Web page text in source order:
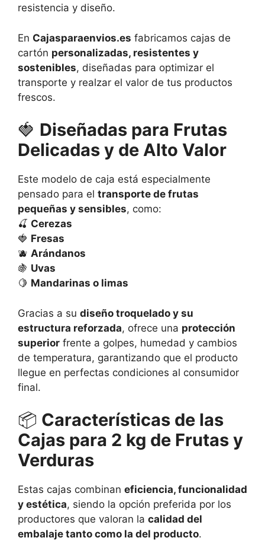
resistencia y diseño.
En Cajasparaenvios.es fabricamos cajas de
cartón personalizadas, resistentes y
sostenibles, diseñadas para optimizar el
transporte y realzar el valor de tus productos
frescos.
🍓 Diseñadas para Frutas
Delicadas y de Alto Valor
Este modelo de caja está especialmente
pensado para el transporte de frutas
pequeñas y sensibles, como:
🍒 Cerezas
🍓 Fresas
🫐 Arándanos
🍇 Uvas
🍋 Mandarinas o limas
Gracias a su diseño troquelado y su
estructura reforzada, ofrece una protección
superior frente a golpes, humedad y cambios
de temperatura, garantizando que el producto
llegue en perfectas condiciones al consumidor
final.
📦 Características de las
Cajas para 2 kg de Frutas y
Verduras
Estas cajas combinan eficiencia, funcionalidad
y estética, siendo la opción preferida por los
productores que valoran la calidad del
embalaje tanto como la del producto.